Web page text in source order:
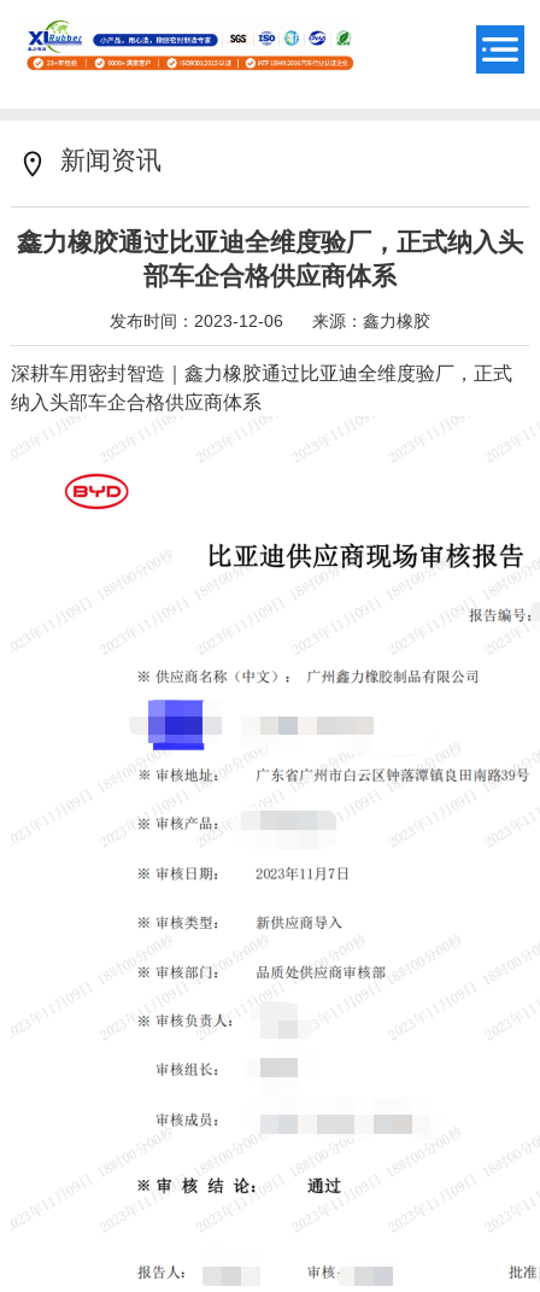
新闻资讯
鑫力橡胶通过比亚迪全维度验厂，正式纳入头
部车企合格供应商体系
发布时间：2023-12-06 来源：鑫力橡胶
深耕车用密封智造｜鑫力橡胶通过比亚迪全维度验厂，正式
纳入头部车企合格供应商体系